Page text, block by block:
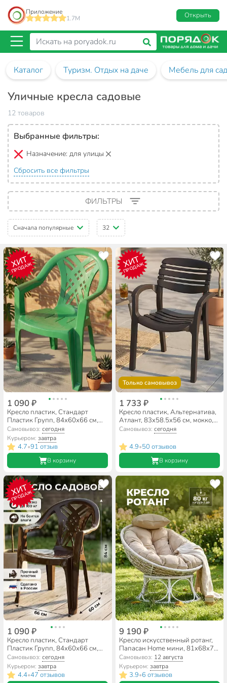
Приложение
1.7M
Открыть
Каталог Туризм. Отдых на даче Мебель для
Уличные кресла садовые
12 товаров
Выбранные фильтры:
Назначение: для улицы
Сбросить все фильтры
ФИЛЬТРЫ
Сначала популярные 32
ХИТ
ПРОДАЖ
1 090 ₽
Кресло пластик, Стандарт
Пластик Групп, 84х60х66 см,
зеленое, 100 кг
Самовывоз:сегодня
Курьером:завтра
4.7•91 отзыв
В корзину
ХИТ
ПРОДАЖ
Только самовывоз
1 733 ₽
Кресло пластик, Альтернатива,
Атлант, 83х58.5х56 см, мокко,
106 кг, М8943
Самовывоз: сегодня
4.9•50 отзывов
В корзину
ХИТ
ПРОДАЖ
1 090 ₽
Кресло пластик, Стандарт
Пластик Групп, 84х60х66 см,
шоколадное, 100 кг
Самовывоз:сегодня
Курьером:завтра
4.4•47 отзывов
9 190 ₽
Кресло искусственный ротанг,
Папасан Home мини, 81х68х77
см, белое, 80 кг, подушка беж.
рогожка, 12870101
Самовывоз: 12 августа
Курьером: завтра
3.9•6 отзывов